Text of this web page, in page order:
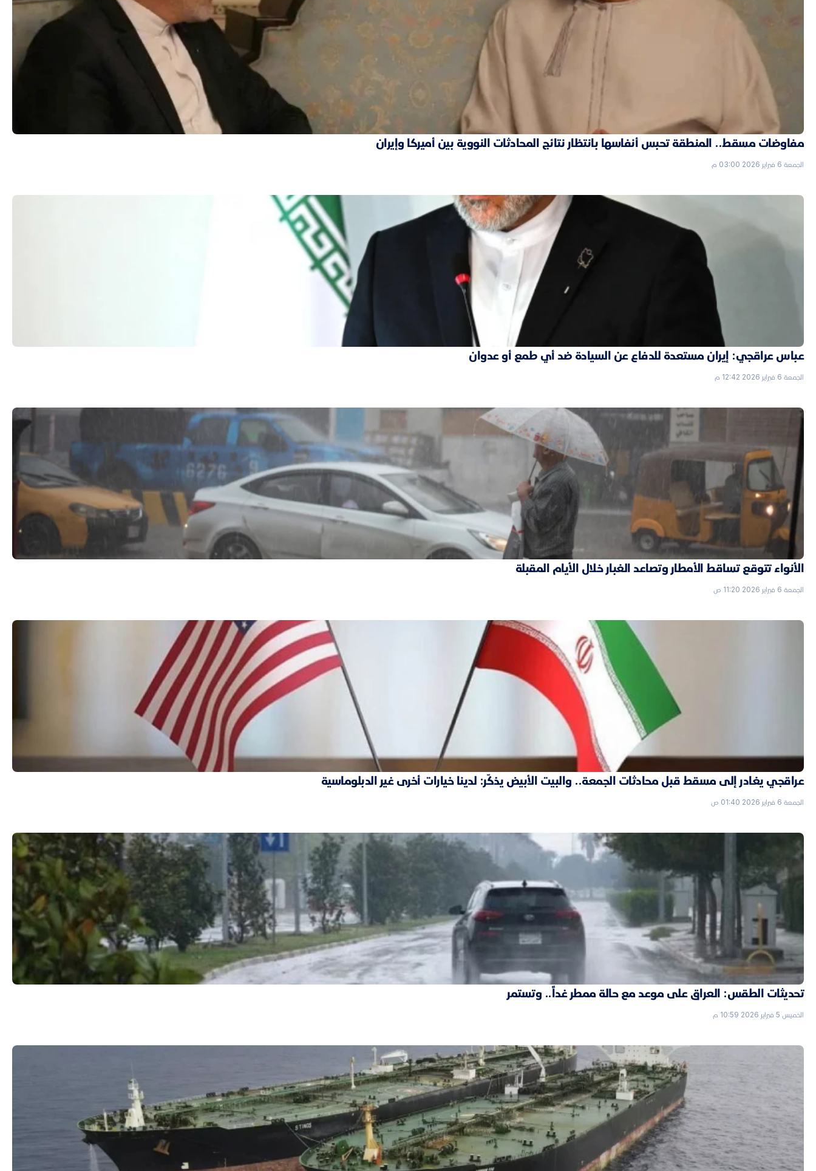
مفاوضات مسقط.. المنطقة تحبس أنفاسها بانتظار نتائج المحادثات النووية بين أميركا وإيران
الجمعة 6 فبراير 2026 03:00 م
عباس عراقجي: إيران مستعدة للدفاع عن السيادة ضد أي طمع أو عدوان
الجمعة 6 فبراير 2026 12:42 م
الأنواء تتوقع تساقط الأمطار وتصاعد الغبار خلال الأيام المقبلة
الجمعة 6 فبراير 2026 11:20 ص
عراقجي يغادر إلى مسقط قبل محادثات الجمعة.. والبيت الأبيض يذكّر: لدينا خيارات أخرى غير الدبلوماسية
الجمعة 6 فبراير 2026 01:40 ص
تحديثات الطقس: العراق على موعد مع حالة ممطر غداً.. وتستمر
الخميس 5 فبراير 2026 10:59 م